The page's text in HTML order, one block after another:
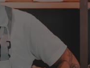
ist die
das
gibt. Die liefern
gesandt
Es hat
wenigstens an
bekommen. Bei